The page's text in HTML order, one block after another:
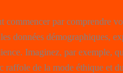
commencer par comprendre
données démographiques,
Imaginez, par exemple,
raffole de la mode éthique et